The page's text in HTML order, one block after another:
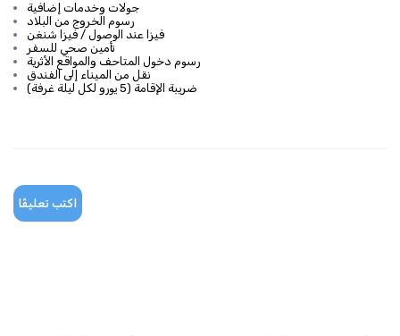
جولات وخدمات إضافية
رسوم الخروج من البلاد
فيزا عند الوصول / فيزا شنغن
تأمين صحي للسفر
رسوم دخول المتاحف والمواقع الأثرية
نقل من الميناء إلى الفندق
ضريبة الإقامة (5 يورو لكل ليلة غرفة)
اكتب تعليقًا